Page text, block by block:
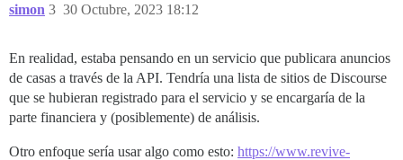
simon 30 Octubre, 2023 18:12
3
En realidad, estaba pensando en un servicio que publicara anuncios
de casas a través de la API. Tendría una lista de sitios de Discourse
que se hubieran registrado para el servicio y se encargaría de la
parte financiera y (posiblemente) de análisis.
Otro enfoque sería usar algo como esto: https://www.revive-